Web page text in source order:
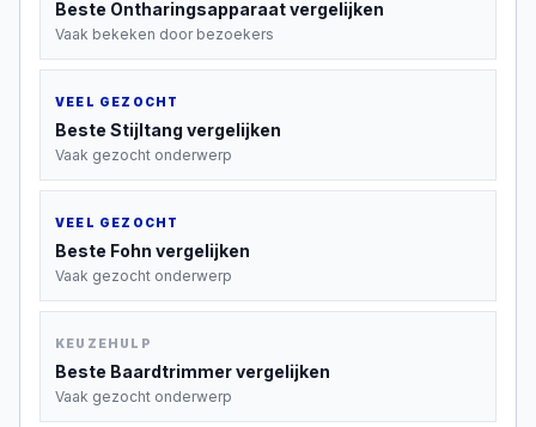
Beste Ontharingsapparaatvergelijken
Vaak bekeken door bezoekers
VEEL GEZOCHT
Beste Stijltang vergelijken
Vaak gezocht onderwerp
VEEL GEZOCHT
Beste Fohn vergelijken
Vaak gezocht onderwerp
KEUZEHULP
Beste Baardtrimmervergelijken
Vaak gezocht onderwerp